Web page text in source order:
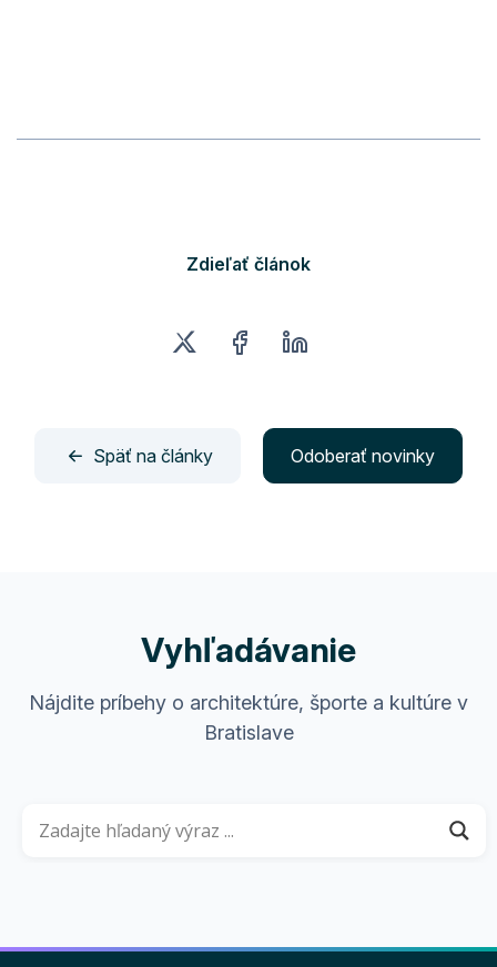
Zdieľať článok
Späť na články Odoberať novinky
Vyhľadávanie
Nájdite príbehy o architektúre, športe a kultúre v
Bratislave